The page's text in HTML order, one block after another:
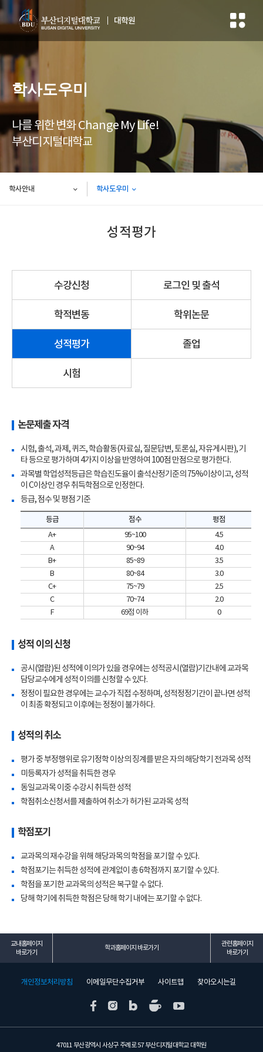
대학원
학사도우미
나를 위한 변화 Change My Life!
부산디지털대학교
학사안내 학사도우미
성적평가
수강신청 로그인 및 출석
학적변동 학위논문
성적평가 졸업
시험
논문제출 자격
시험, 출석, 과제, 퀴즈, 학습활동(자료실, 질문답변, 토론실, 자유게시판), 기
타 등으로 평가하며 4가지 이상을 반영하여 100점 만점으로 평가한다.
과목별 학업성적등급은 학습진도율이 출석산정기준의 75%이상이고, 성적
이 C이상인 경우 취득학점으로 인정한다.
등급, 점수 및 평점 기준
등급 점수 평점
A+ 95~100
4.5
A
90~94
4.0
B+
85~89
3.5
B
80~84
3.0
C+
75~79
2.5
C
70~74
2.0
F
69점 이하 0
성적 이의 신청
공시(열람)된 성적에 이의가 있을 경우에는 성적공시(열람)기간내에 교과목
담당교수에게 성적 이의를 신청할 수 있다.
정정이 필요한 경우에는 교수가 직접 수정하며, 성적정정기간이 끝나면 성적
이 최종 확정되고 이후에는 정정이 불가하다.
성적의 취소
평가 중 부정행위로 유기정학 이상의 징계를 받은 자의 해당학기 전과목 성적
미등록자가 성적을 취득한 경우
동일교과목 이중 수강시 취득한 성적
학점취소신청서를 제출하여 취소가 허가된 교과목 성적
학점포기
교과목의 재수강을 위해 해당과목의 학점을 포기할 수 있다.
학점포기는 취득한 성적에 관계없이 총 6학점까지 포기할 수 있다.
학점을 포기한 교과목의 성적은 복구할 수 없다.
당해 학기에 취득한 학점은 당해 학기 내에는 포기할 수 없다.
교내홈페이지
바로가기
학과홈페이지 바로가기
관련홈페이지
바로가기
개인정보처리방침 이메일무단수집거부 사이트맵 찾아오시는길
47011 부산광역시 사상구 주례로 57 부산디지털대학교 대학원